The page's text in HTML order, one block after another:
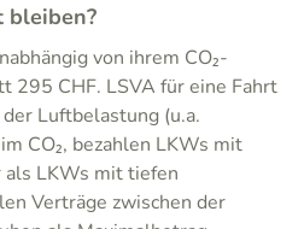
bleiben?
von ihrem CO₂-
295 CHF. LSVA für eine Fahrt
Luftbelastung (u.a.
CO₂, bezahlen LKWs mit
LKWs mit tiefen
Verträge zwischen der